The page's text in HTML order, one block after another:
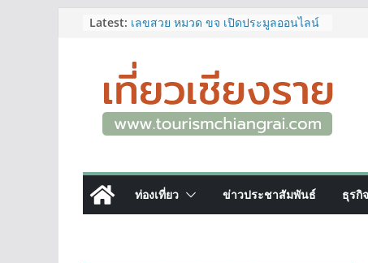
Latest:
ททท.สำนักงานเชียงราย ชวนเที่ยว
เชียงรายหน้าฝน ให้ชุ่มฉ่ำหัวใจไปกับ
เก็บแสตมป์ครบ แล้วรับของที่ระลึกสุด
พิเศษ! ทันที
เลขสวย หมวด ขจ เปิดประมูลออนไลน์
แล้ววันนี้ เลขเด่น เลขมงคล ความหมาย
ดีมีให้เลือกหลากหลายทั้ง 301 หมายเลข
12–16 ส.ค.นี้ เตรียมพบกับมหกรรมสุด
ยิ่งใหญ่แห่งปี “อุตสาหกรรมแฟร์ ล้านนา
ท่องเที่ยว ข่าวประชาสัมพันธ์ ธุรกิ